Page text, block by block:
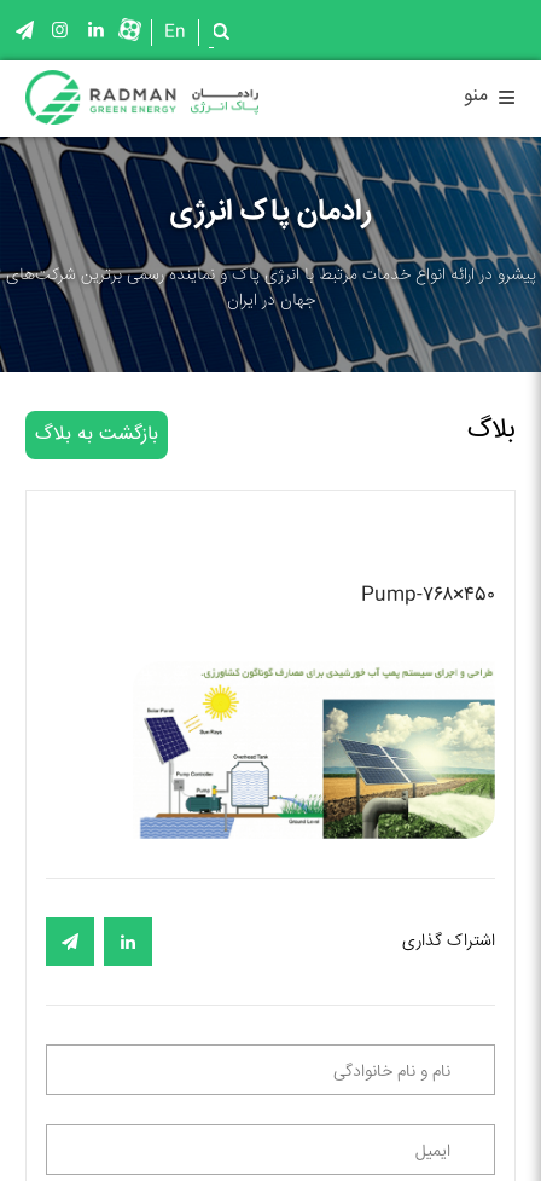
En
≡ منو
رادمان پاک انرژی
پیشرو در ارائه انواع خدمات مرتبط با انرژی پاک و نماینده رسمی برترین شرکت‌های
جهان در ایران
بلاگ بازگشت به بلاگ
Pump-۷۶۸×۴۵۰
اشتراک گذاری